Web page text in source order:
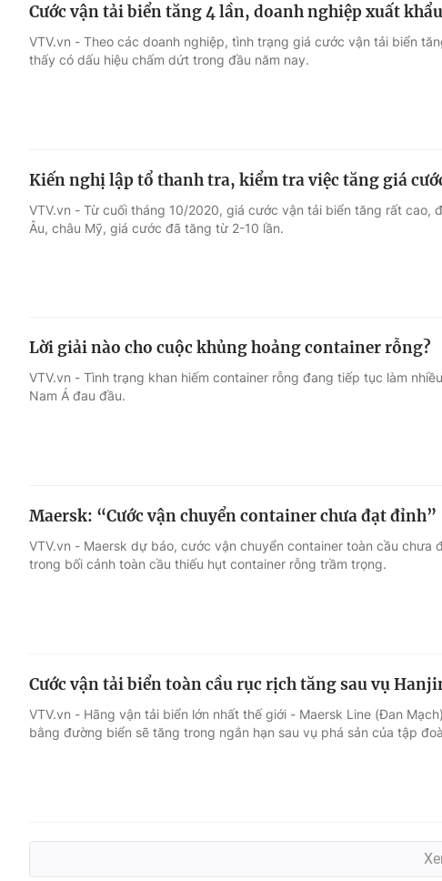
Cước vận tải biển tăng 4 lần, doanh nghiệp xuất
VTV.vn - Theo các doanh nghiệp, tình trạng giá cước vận tải biển
thấy có dấu hiệu chấm dứt trong đầu năm nay.
Kiến nghị lập tổ thanh tra, kiểm tra việc tăng giá
VTV.vn - Từ cuối tháng 10/2020, giá cước vận tải biển tăng rất cao,
Âu, châu Mỹ, giá cước đã tăng từ 2-10 lần.
Lời giải nào cho cuộc khủng hoảng container rỗng?
VTV.vn - Tình trạng khan hiếm container rỗng đang tiếp tục làm
Nam Á đau đầu.
Maersk: “Cước vận chuyển container chưa đạt đỉnh”
VTV.vn - Maersk dự báo, cước vận chuyển container toàn cầu chưa
trong bối cảnh toàn cầu thiếu hụt container rỗng trầm trọng.
Cước vận tải biển toàn cầu rục rịch tăng sau vụ
VTV.vn - Hãng vận tải biển lớn nhất thế giới - Maersk Line (Đan
bằng đường biển sẽ tăng trong ngắn hạn sau vụ phá sản của tập